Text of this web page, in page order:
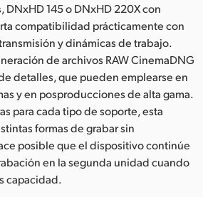
DNxHD 145 o DNxHD 220X con
compatibilidad prácticamente con
y dinámicas de trabajo.
de archivos RAW CinemaDNG
detalles, que pueden emplearse en
y en posproducciones de alta gama.
para cada tipo de soporte, esta
formas de grabar sin
posible que el dispositivo continúe
en la segunda unidad cuando
capacidad.